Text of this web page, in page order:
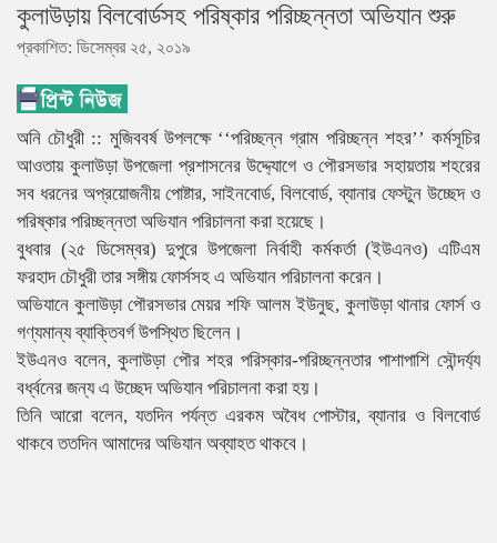
কুলাউড়ায় বিলবোর্ডসহ পরিষ্কার পরিচ্ছন্নতা অভিযান শুরু
প্রকাশিত: ডিসেম্বর ২৫, ২০১৯
অনি চৌধুরী :: মুজিববর্ষ উপলক্ষে ‘‘পরিচ্ছন্ন গ্রাম পরিচ্ছন্ন শহর’’ কর্মসূচির
আওতায় কুলাউড়া উপজেলা প্রশাসনের উদ্দ্যোগে ও পৌরসভার সহায়তায় শহরের
সব ধরনের অপ্রয়োজনীয় পোষ্টার, সাইনবোর্ড, বিলবোর্ড, ব্যানার ফেস্টুন উচ্ছেদ ও
পরিষ্কার পরিচ্ছন্নতা অভিযান পরিচালনা করা হয়েছে।
বুধবার (২৫ ডিসেম্বর) দুপুরে উপজেলা নির্বাহী কর্মকর্তা (ইউএনও) এটিএম
ফরহাদ চৌধুরী তার সঙ্গীয় ফোর্সসহ এ অভিযান পরিচালনা করেন।
অভিযানে কুলাউড়া পৌরসভার মেয়র শফি আলম ইউনুছ, কুলাউড়া থানার ফোর্স ও
গণ্যমান্য ব্যাক্তিবর্গ উপস্থিত ছিলেন।
ইউএনও বলেন, কুলাউড়া পৌর শহর পরিস্কার-পরিচ্ছন্নতা­র পাশাপাশি সৌন্দর্য্য
বর্ধ্বনের জন্য এ উচ্ছেদ অভিযান পরিচালনা করা হয়।
তিনি আরো বলেন, যতদিন পর্যন্ত এরকম অবৈধ পোস্টার, ব্যানার ও বিলবোর্ড
থাকবে ততদিন আমাদের অভিযান অব্যাহত থাকবে।